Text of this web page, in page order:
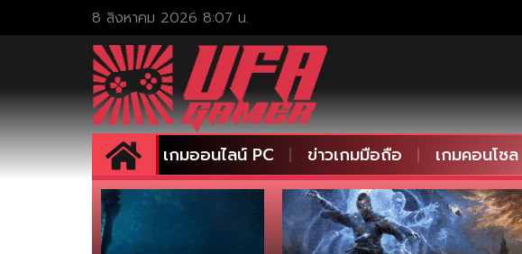
เกมออนไลน์ PC ข่าวเกมมือถือ เกมคอนโซล